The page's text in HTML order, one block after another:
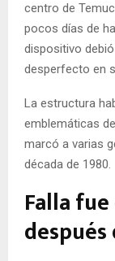
U
centro de
pocos días de
dispositivo
desperfecto en
La estructura
emblemáticas
marcó a varias
década de 1980.
Falla